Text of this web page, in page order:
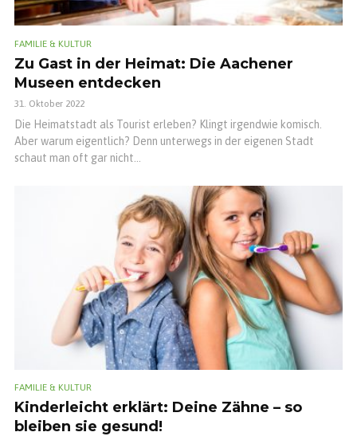
FAMILIE & KULTUR
Zu Gast in der Heimat: Die Aachener
Museen entdecken
31. Oktober 2022
Die Heimatstadt als Tourist erleben? Klingt irgendwie komisch.
Aber warum eigentlich? Denn unterwegs in der eigenen Stadt
schaut man oft gar nicht...
FAMILIE & KULTUR
Kinderleicht erklärt: Deine Zähne – so
bleiben sie gesund!